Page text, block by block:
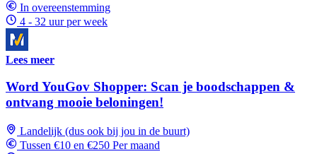
In overeenstemming
4 - 32 uur per week
Lees meer
Word YouGov Shopper: Scan je boodschappen &
ontvang mooie beloningen!
Landelijk (dus ook bij jou in de buurt)
Tussen €10 en €250 Per maand